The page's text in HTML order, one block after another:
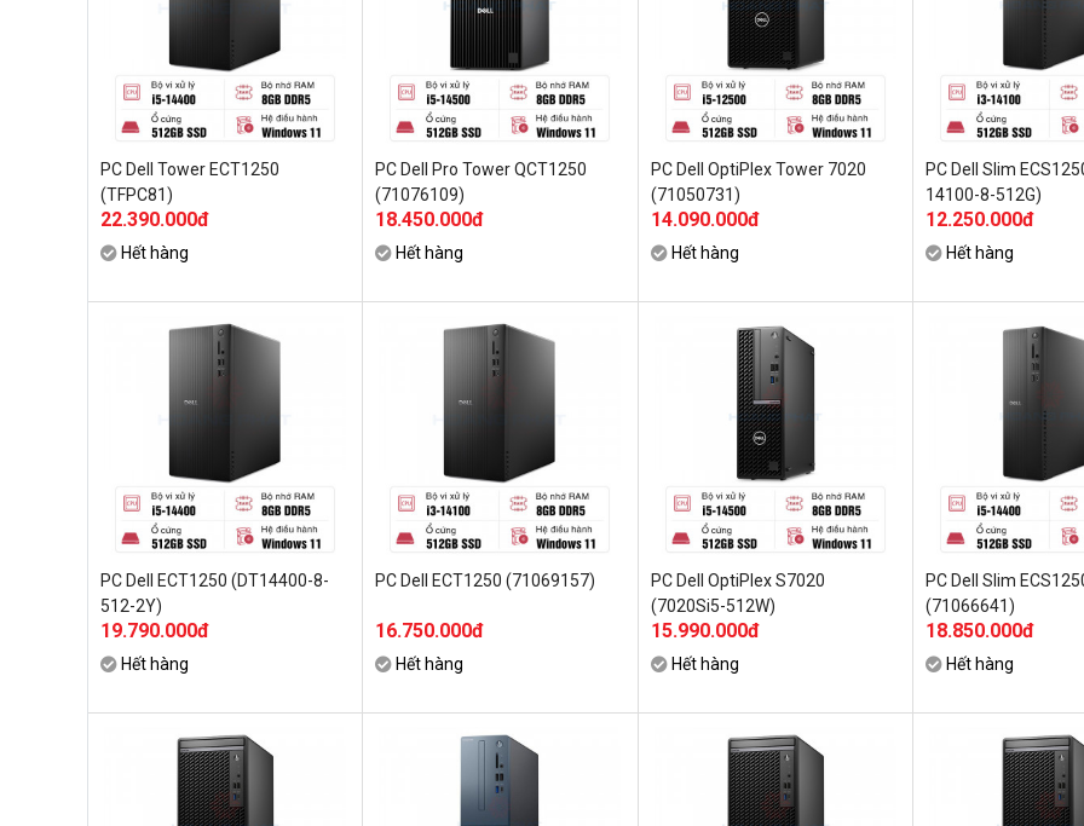
PC Dell Tower ECT1250
(TFPC81)
22.390.000đ
Hết hàng
PC Dell Pro Tower QCT1250
(71076109)
18.450.000đ
Hết hàng
PC Dell OptiPlex Tower 7020
(71050731)
14.090.000đ
Hết hàng
PC Dell Slim
14100-8-512G)
12.250.000đ
Hết hàng
PC Dell ECT1250 (DT14400-8-
512-2Y)
19.790.000đ
Hết hàng
PC Dell ECT1250 (71069157)
16.750.000đ
Hết hàng
PC Dell OptiPlex S7020
(7020Si5-512W)
15.990.000đ
Hết hàng
PC Dell Slim
(71066641)
18.850.000đ
Hết hàng